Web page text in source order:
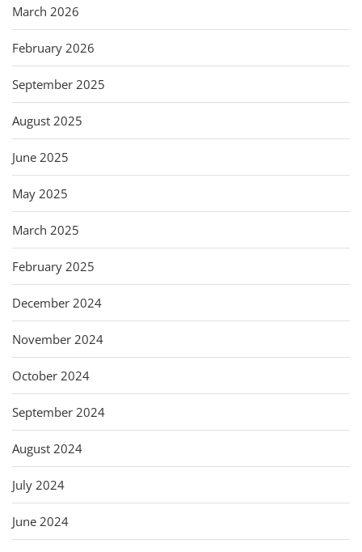
March 2026
February 2026
September 2025
August 2025
June 2025
May 2025
March 2025
February 2025
December 2024
November 2024
October 2024
September 2024
August 2024
July 2024
June 2024